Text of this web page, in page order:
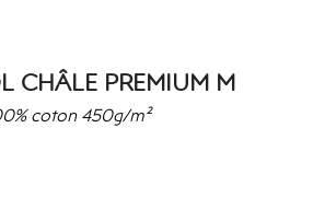
CHÂLE PREMIUM M
coton 450g/m²